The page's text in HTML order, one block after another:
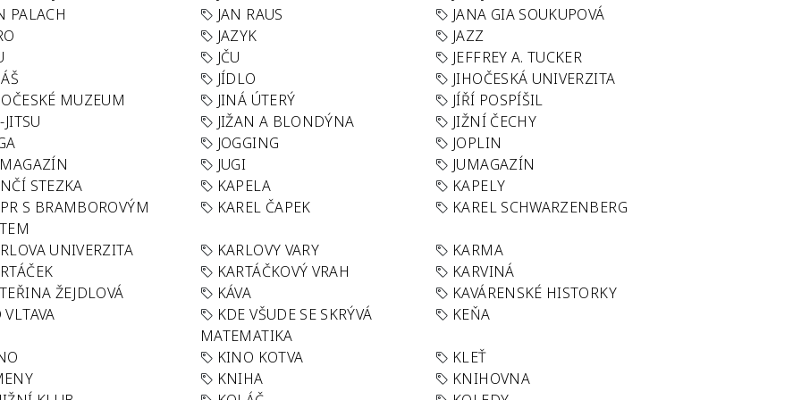
PALACH
JAN RAUS
JANA GIA SOUKUPOVÁ
JAZYK
JAZZ
JČU
JEFFREY A. TUCKER
JÍDLO
JIHOČESKÁ UNIVERZITA
MUZEUM
JINÁ ÚTERÝ
JÍŘÍ POSPÍŠIL
JITSU
JIŽAN A BLONDÝNA
JIŽNÍ ČECHY
JOGGING
JOPLIN
JUGI
JUMAGAZÍN
STEZKA
KAPELA
KAPELY
S BRAMBOROVÝM
KAREL ČAPEK KAREL SCHWARZENBERG
UNIVERZITA KARLOVY VARY
KARMA
KARTÁČKOVÝ VRAH
KARVINÁ
ŽEJDLOVÁ
KÁVA
KAVÁRENSKÉ HISTORKY
VLTAVA
KDE VŠUDE SE SKRÝVÁ
MATEMATIKA
KEŇA
KINO KOTVA
KLEŤ
KNIHA
KNIHOVNA